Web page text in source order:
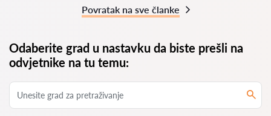
Povratak na sve članke
Odaberite grad u nastavku da biste prešli na
odvjetnike na tu temu: